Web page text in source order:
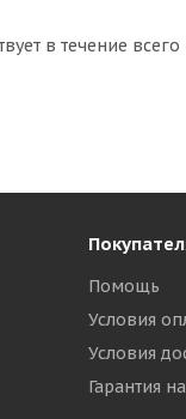
в течение
Помощь
Условия
Условия
Гарантия